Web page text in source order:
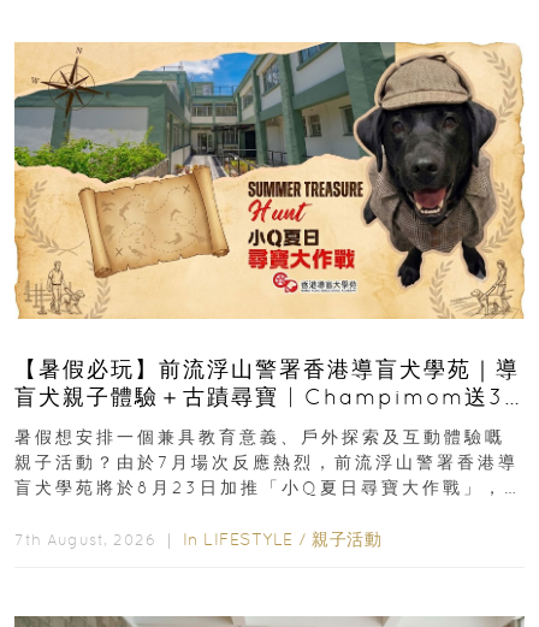
【暑假必玩】前流浮山警署香港導盲犬學苑｜導
盲犬親子體驗＋古蹟尋寶 | Champimom送3
組免費名額
暑假想安排一個兼具教育意義、戶外探索及互動體驗嘅
親子活動？由於7月場次反應熱烈，前流浮山警署香港導
盲犬學苑將於8月23日加推「小Q夏日尋寶大作戰」，家
7th August, 2026 ｜ In LIFESTYLE / 親子活動